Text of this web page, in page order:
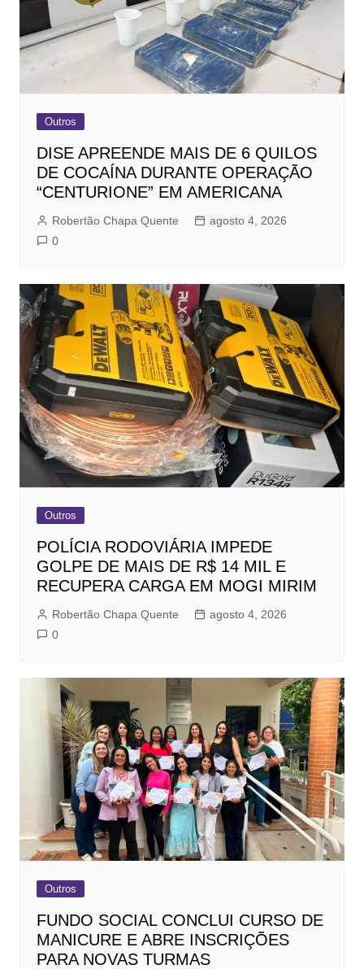
Outros
DISE APREENDE MAIS DE 6 QUILOS
DE COCAÍNA DURANTE OPERAÇÃO
“CENTURIONE” EM AMERICANA
Robertão Chapa Quente
agosto 4, 2026
0
Outros
POLÍCIA RODOVIÁRIA IMPEDE
GOLPE DE MAIS DE R$ 14 MIL E
RECUPERA CARGA EM MOGI MIRIM
Robertão Chapa Quente
agosto 4, 2026
0
Outros
FUNDO SOCIAL CONCLUI CURSO DE
MANICURE E ABRE INSCRIÇÕES
PARA NOVAS TURMAS